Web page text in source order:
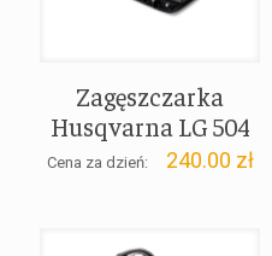
Zagęszczarka
Husqvarna LG 504
Cena za dzień: 240.00 zł